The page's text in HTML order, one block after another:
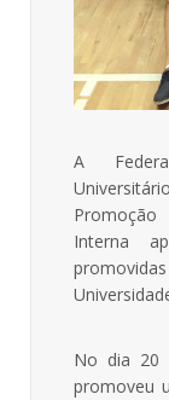
A
Interna
No dia 20
promoveu